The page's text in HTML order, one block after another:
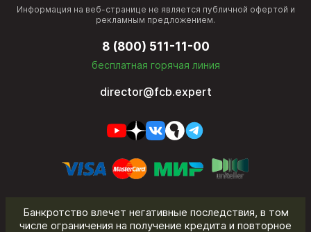
Информация на веб-странице не является публичной офертой и
рекламным предложением.
8 (800) 511-11-00
бесплатная горячая линия
director@fcb.expert
Банкротство влечет негативные последствия, в том
числе ограничения на получение кредита и повторное